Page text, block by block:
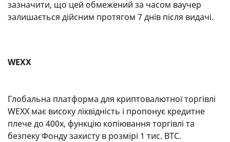
зазначити, що цей обмежений за часом ваучер
залишається дійсним протягом 7 днів після видачі.
WEXX
Глобальна платформа для криптовалютної торгівлі
WEXX має високу ліквідність і пропонує кредитне
плече до 400x, функцію копіювання торгівлі та
безпеку Фонду захисту в розмірі 1 тис. BTC.